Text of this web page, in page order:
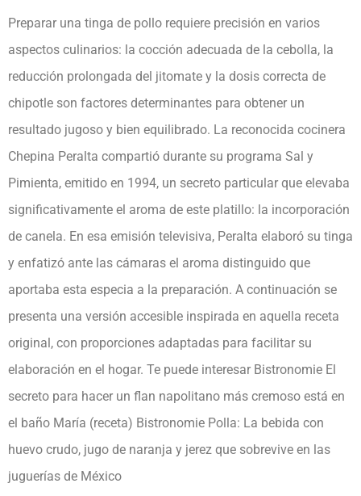
Preparar una tinga de pollo requiere precisión en varios
aspectos culinarios: la cocción adecuada de la cebolla, la
reducción prolongada del jitomate y la dosis correcta de
chipotle son factores determinantes para obtener un
resultado jugoso y bien equilibrado. La reconocida cocinera
Chepina Peralta compartió durante su programa Sal y
Pimienta, emitido en 1994, un secreto particular que elevaba
significativamente el aroma de este platillo: la incorporación
de canela. En esa emisión televisiva, Peralta elaboró su tinga
y enfatizó ante las cámaras el aroma distinguido que
aportaba esta especia a la preparación. A continuación se
presenta una versión accesible inspirada en aquella receta
original, con proporciones adaptadas para facilitar su
elaboración en el hogar. Te puede interesar Bistronomie El
secreto para hacer un flan napolitano más cremoso está en
el baño María (receta) Bistronomie Polla: La bebida con
huevo crudo, jugo de naranja y jerez que sobrevive en las
juguerías de México